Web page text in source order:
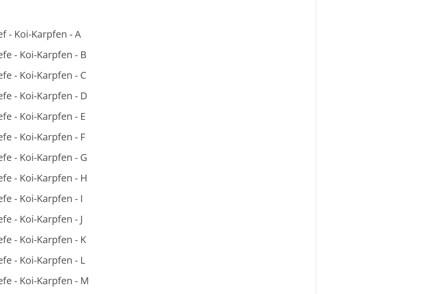
- Koi-Karpfen - A
- Koi-Karpfen - B
- Koi-Karpfen - C
- Koi-Karpfen - D
- Koi-Karpfen - E
- Koi-Karpfen - F
- Koi-Karpfen - G
- Koi-Karpfen - H
- Koi-Karpfen - I
- Koi-Karpfen - J
- Koi-Karpfen - K
- Koi-Karpfen - L
- Koi-Karpfen - M